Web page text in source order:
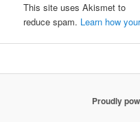
This site uses Akismet to
reduce spam. Learn how
Proudly